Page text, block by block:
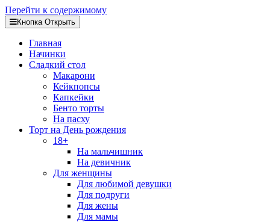
Перейти к содержимому
Кнопка Открыть
Главная
Начинки
Сладкий стол
Макарони
Кейкпопсы
Капкейки
Бенто торты
На пасху
Торт на День рождения
18+
На мальчишник
На девичник
Для женщины
Для любимой девушки
Для подруги
Для жены
Для мамы